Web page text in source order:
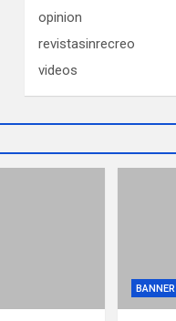
opinion
revistasinrecreo
videos
BANNER